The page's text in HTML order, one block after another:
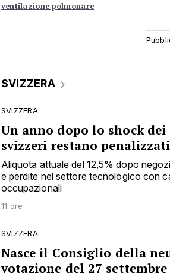
ventilazione polmonare
SVIZZERA
SVIZZERA
Un anno dopo lo shock
svizzeri restano penalizzati
Aliquota attuale del 12,5% dopo
e perdite nel settore tecnologico con
occupazionali
11 ore
SVIZZERA
Nasce il Consiglio della
votazione del 27 settembre